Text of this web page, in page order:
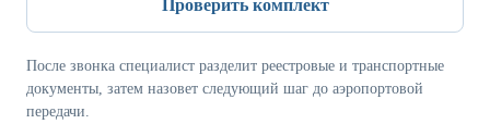
Проверить комплект
После звонка специалист разделит реестровые и транспортные
документы, затем назовет следующий шаг до аэропортовой
передачи.